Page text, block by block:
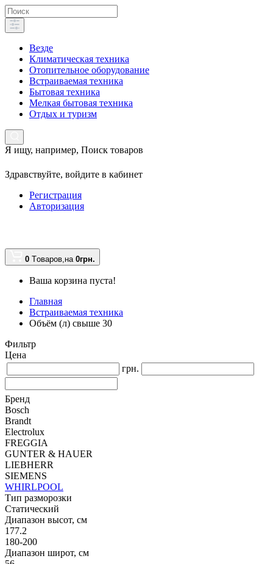
Везде
Климатическая техника
Отопительное оборудование
Встраиваемая техника
Бытовая техника
Мелкая бытовая техника
Отдых и туризм
Я ищу, например, Поиск товаров
Здравствуйте, войдите в кабинет
Регистрация
Авторизация
0 Tоваров,на 0грн.
Ваша корзина пуста!
Главная
Встраиваемая техника
Объём (л) свыше 30
Фильтр
Цена
грн.
Бренд
Bosch
Brandt
Electrolux
FREGGIA
GUNTER & HAUER
LIEBHERR
SIEMENS
WHIRLPOOL
Тип разморозки
Статический
Диапазон высот, см
177.2
180-200
Диапазон широт, см